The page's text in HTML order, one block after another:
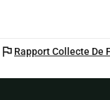
flag Rapport Collecte De